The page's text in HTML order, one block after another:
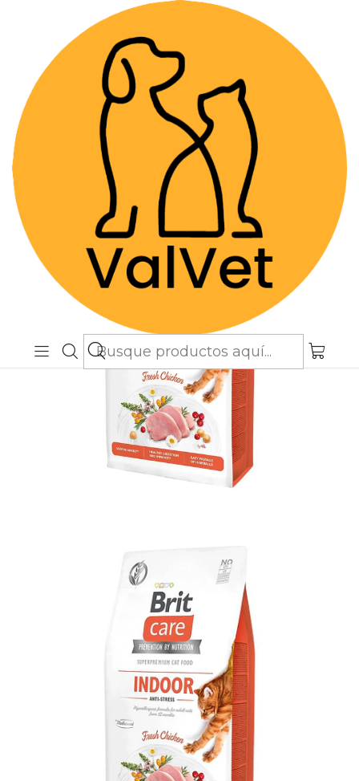
Despacho GRATIS por compras sobre
$89.990(Válido desde Coquimbo hasta Los
Lagos)
Alimentos y Snacks
Alimentos Super premium
Brit Care Cat GF Indoor Anti-Stress 2 Kg